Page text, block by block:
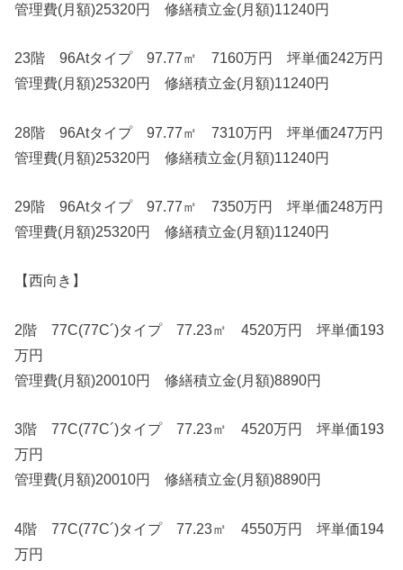
管理費(月額)25320円 修繕積立金(月額)11240円
23階 96Atタイプ 97.77㎡ 7160万円 坪単価242万円
管理費(月額)25320円 修繕積立金(月額)11240円
28階 96Atタイプ 97.77㎡ 7310万円 坪単価247万円
管理費(月額)25320円 修繕積立金(月額)11240円
29階 96Atタイプ 97.77㎡ 7350万円 坪単価248万円
管理費(月額)25320円 修繕積立金(月額)11240円
【西向き】
2階 77C(77C´)タイプ 77.23㎡ 4520万円 坪単価193
万円
管理費(月額)20010円 修繕積立金(月額)8890円
3階 77C(77C´)タイプ 77.23㎡ 4520万円 坪単価193
万円
管理費(月額)20010円 修繕積立金(月額)8890円
4階 77C(77C´)タイプ 77.23㎡ 4550万円 坪単価194
万円